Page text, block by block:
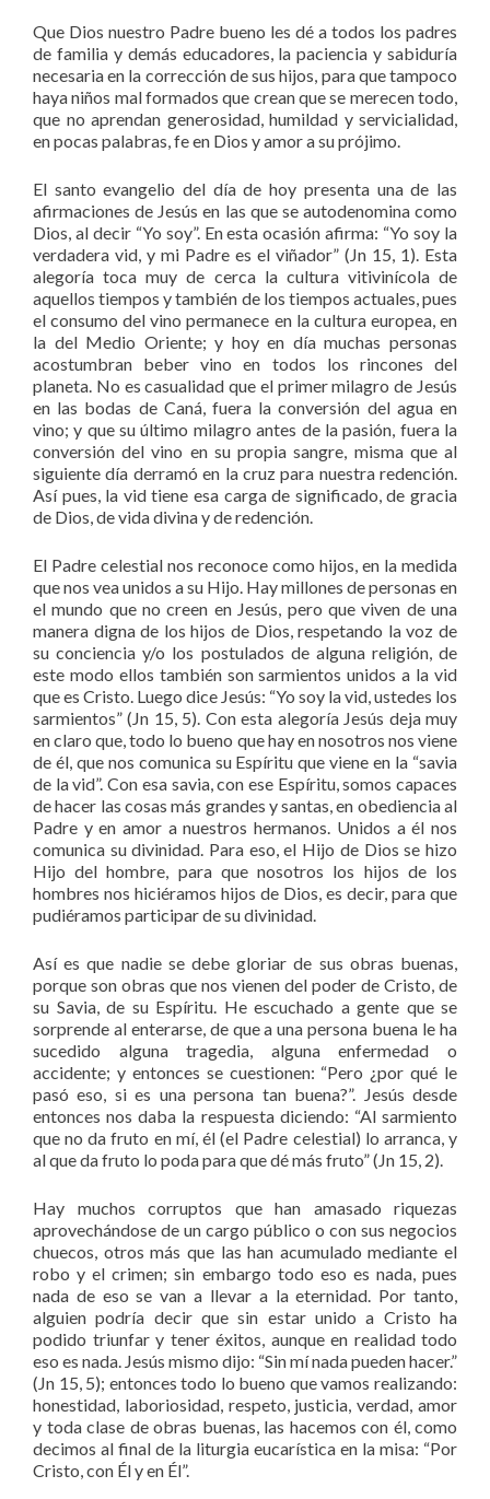
Que Dios nuestro Padre bueno les dé a todos los padres
de familia y demás educadores, la paciencia y sabiduría
necesaria en la corrección de sus hijos, para que tampoco
haya niños mal formados que crean que se merecen todo,
que no aprendan generosidad, humildad y servicialidad,
en pocas palabras, fe en Dios y amor a su prójimo.
El santo evangelio del día de hoy presenta una de las
afirmaciones de Jesús en las que se autodenomina como
Dios, al decir “Yo soy”. En esta ocasión afirma: “Yo soy la
verdadera vid, y mi Padre es el viñador” (Jn 15, 1). Esta
alegoría toca muy de cerca la cultura vitivinícola de
aquellos tiempos y también de los tiempos actuales, pues
el consumo del vino permanece en la cultura europea, en
la del Medio Oriente; y hoy en día muchas personas
acostumbran beber vino en todos los rincones del
planeta. No es casualidad que el primer milagro de Jesús
en las bodas de Caná, fuera la conversión del agua en
vino; y que su último milagro antes de la pasión, fuera la
conversión del vino en su propia sangre, misma que al
siguiente día derramó en la cruz para nuestra redención.
Así pues, la vid tiene esa carga de significado, de gracia
de Dios, de vida divina y de redención.
El Padre celestial nos reconoce como hijos, en la medida
que nos vea unidos a su Hijo. Hay millones de personas en
el mundo que no creen en Jesús, pero que viven de una
manera digna de los hijos de Dios, respetando la voz de
su conciencia y/o los postulados de alguna religión, de
este modo ellos también son sarmientos unidos a la vid
que es Cristo. Luego dice Jesús: “Yo soy la vid, ustedes los
sarmientos” (Jn 15, 5). Con esta alegoría Jesús deja muy
en claro que, todo lo bueno que hay en nosotros nos viene
de él, que nos comunica su Espíritu que viene en la “savia
de la vid”. Con esa savia, con ese Espíritu, somos capaces
de hacer las cosas más grandes y santas, en obediencia al
Padre y en amor a nuestros hermanos. Unidos a él nos
comunica su divinidad. Para eso, el Hijo de Dios se hizo
Hijo del hombre, para que nosotros los hijos de los
hombres nos hiciéramos hijos de Dios, es decir, para que
pudiéramos participar de su divinidad.
Así es que nadie se debe gloriar de sus obras buenas,
porque son obras que nos vienen del poder de Cristo, de
su Savia, de su Espíritu. He escuchado a gente que se
sorprende al enterarse, de que a una persona buena le ha
sucedido alguna tragedia, alguna enfermedad o
accidente; y entonces se cuestionen: “Pero ¿por qué le
pasó eso, si es una persona tan buena?”. Jesús desde
entonces nos daba la respuesta diciendo: “Al sarmiento
que no da fruto en mí, él (el Padre celestial) lo arranca, y
al que da fruto lo poda para que dé más fruto” (Jn 15, 2).
Hay muchos corruptos que han amasado riquezas
aprovechándose de un cargo público o con sus negocios
chuecos, otros más que las han acumulado mediante el
robo y el crimen; sin embargo todo eso es nada, pues
nada de eso se van a llevar a la eternidad. Por tanto,
alguien podría decir que sin estar unido a Cristo ha
podido triunfar y tener éxitos, aunque en realidad todo
eso es nada. Jesús mismo dijo: “Sin mí nada pueden hacer.”
(Jn 15, 5); entonces todo lo bueno que vamos realizando:
honestidad, laboriosidad, respeto, justicia, verdad, amor
y toda clase de obras buenas, las hacemos con él, como
decimos al final de la liturgia eucarística en la misa: “Por
Cristo, con Él y en Él”.